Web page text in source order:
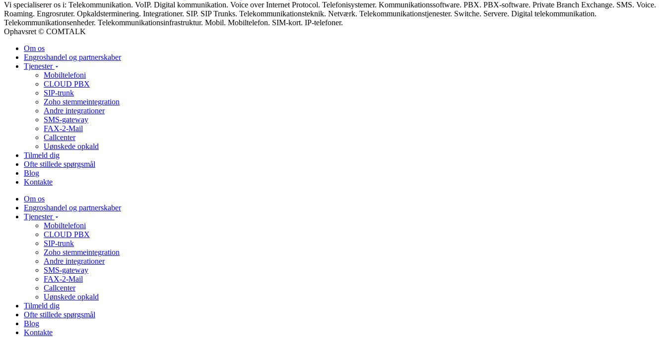
Vi specialiserer os i: Telekommunikation. VoIP. Digital kommunikation. Voice over Internet Protocol. Telefonisystemer. Kommunikationssoftware. PBX. PBX-software. Private Branch Exchange. SMS. Voice.
Roaming. Engrosruter. Opkaldsterminering. Integrationer. SIP. SIP Trunks. Telekommunikationsteknik. Netværk. Telekommunikationstjenester. Switche. Servere. Digital telekommunikation.
Telekommunikationsenheder. Telekommunikationsinfrastruktur. Mobil. Mobiltelefon. SIM-kort. IP-telefoner.
Ophavsret © COMTALK
Om os
Engroshandel og partnerskaber
Tjenester
Mobiltelefoni
CLOUD PBX
SIP-trunk
Zoho stemmeintegration
Andre integrationer
SMS-gateway
FAX-2-Mail
Callcenter
Uønskede opkald
Tilmeld dig
Ofte stillede spørgsmål
Blog
Kontakte
Om os
Engroshandel og partnerskaber
Tjenester
Mobiltelefoni
CLOUD PBX
SIP-trunk
Zoho stemmeintegration
Andre integrationer
SMS-gateway
FAX-2-Mail
Callcenter
Uønskede opkald
Tilmeld dig
Ofte stillede spørgsmål
Blog
Kontakte